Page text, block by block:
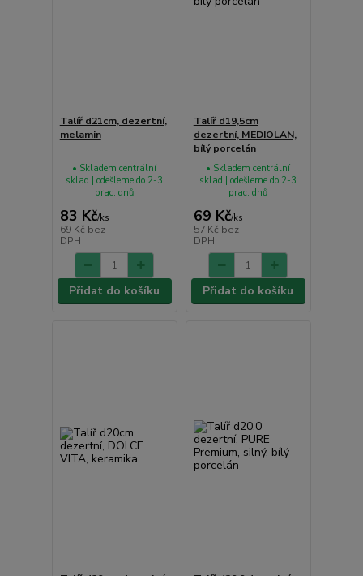
Talíř d21cm, dezertní,
melamin
83 Kč/ks
69 Kč bez
DPH
• Skladem centrální
sklad | odešleme do 2-3
prac. dnů
Přidat do košíku
Talíř d19,5cm
dezertní, MEDIOLAN,
bílý porcelán
69 Kč/ks
57 Kč bez
DPH
• Skladem centrální
sklad | odešleme do 2-3
prac. dnů
Přidat do košíku